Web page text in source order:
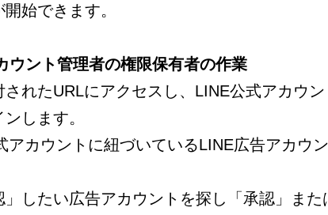
始できます。
ウント管理者の権限保有者の作業
れたURLにアクセスし、LINE公式アカウン
します。​
カウントに紐づいているLINE広告アカウ
」したい広告アカウントを探し「承認」また